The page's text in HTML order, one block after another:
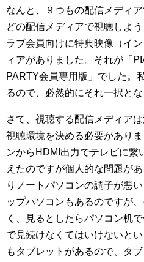
なんと、９つもの配信メディ
どの配信メディアで視聴しよ
ラブ会員向けに特典映像（イ
ィアがありました。それが「
PARTY会員専用版」でした。
るので、必然的にそれ一択とな
さて、視聴する配信メディア
視聴環境を決める必要があり
ンからHDMI出力でテレビに繋
えたのですが個人的な問題が
りノートパソコンの調子が悪
ップパソコンもあるのですが
く、見るとしたらパソコン机
で見続けなくてはいけないと
もタブレットがあるので、タ